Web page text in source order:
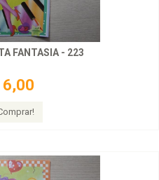
FANTASIA - 223
6,00